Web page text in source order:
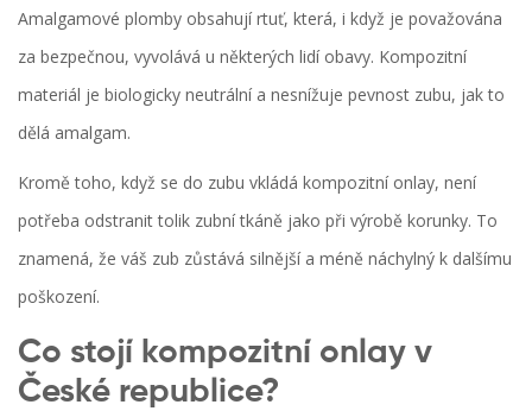
Amalgamové plomby obsahují rtuť, která, i když je považována
za bezpečnou, vyvolává u některých lidí obavy. Kompozitní
materiál je biologicky neutrální a nesnížuje pevnost zubu, jak to
dělá amalgam.
Kromě toho, když se do zubu vkládá kompozitní onlay, není
potřeba odstranit tolik zubní tkáně jako při výrobě korunky. To
znamená, že váš zub zůstává silnější a méně náchylný k dalšímu
poškození.
Co stojí kompozitní onlay v
České republice?